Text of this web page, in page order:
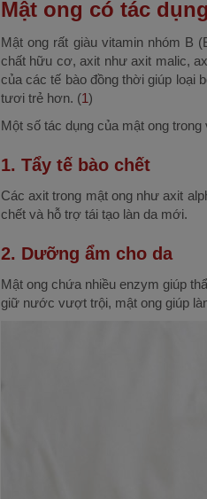
Mật ong có tác
Mật ong rất giàu vitamin nhóm B
chất hữu cơ, axit như axit malic,
của các tế bào đồng thời giúp loại
tươi trẻ hơn. (1)
Một số tác dụng của mật ong
1. Tẩy tế bào chết
Các axit trong mật ong như axit
chết và hỗ trợ tái tạo làn da mới.
2. Dưỡng ẩm cho da
Mật ong chứa nhiều enzym giúp
giữ nước vượt trội, mật ong giúp